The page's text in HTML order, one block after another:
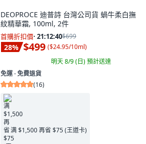
DEOPROCE 迪普詩 台灣公司貨 蝸牛柔白撫
紋精華霜, 100ml, 2件
首購折扣價· 21:12:39$699
28% $499 ($24.95/10ml)
明天 8/9 (日)預計送達
免運 ∙ 免費退貨
(16)
满 $1,500 再省 $75 (王道卡)